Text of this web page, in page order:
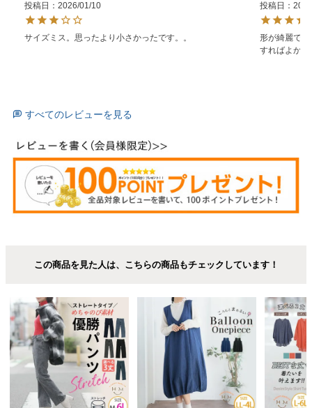
投稿日
2026/01/10
サイズミス。思ったより小さかったです。。
投稿日
形が綺麗で
すればよかっ
すべてのレビューを見る
この商品を見た人は、こちらの商品もチェックしています！